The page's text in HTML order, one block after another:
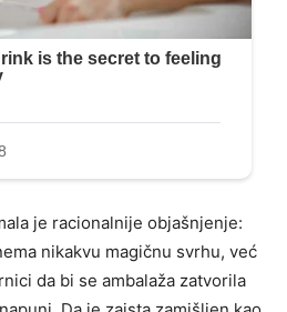
je racionalnije objašnjenje:
nikakvu magičnu svrhu, već
da bi se ambalaža zatvorila